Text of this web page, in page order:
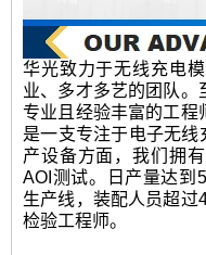
华光致力于无线充电
业、多才多艺的团队。
专业且经验丰富的工程
是一支专注于电子无
产设备方面，我们拥
AOI测试。日产量达到
生产线，装配人员超过
检验工程师。